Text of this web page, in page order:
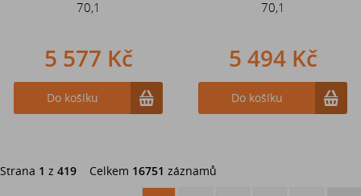
70,1
5 577 Kč
Do košíku
70,1
5 494 Kč
Do košíku
Strana 1 z 419 Celkem 16751 záznamů